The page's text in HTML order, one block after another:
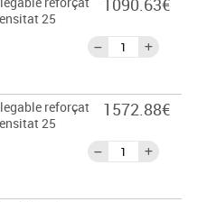
25
1090.63€
reforçat
25
1572.88€